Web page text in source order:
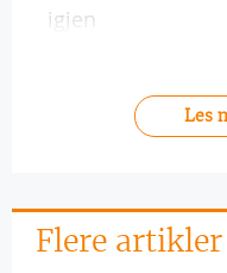
igjen
Les
Flere